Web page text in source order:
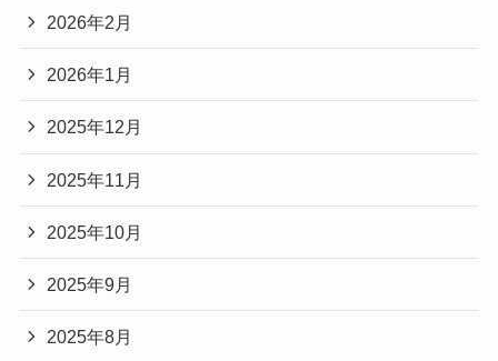
2026年2月
2026年1月
2025年12月
2025年11月
2025年10月
2025年9月
2025年8月